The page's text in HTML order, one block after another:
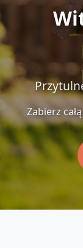
Zabierz